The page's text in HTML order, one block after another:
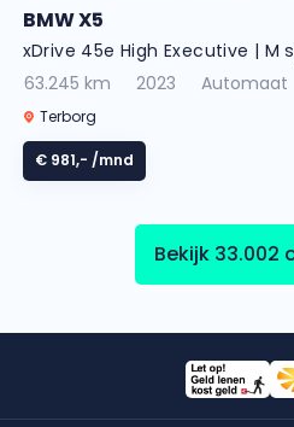
BMW X5
xDrive 45e High Executive | M
LMV | Laserlight | Memory
63.245 km 2023 Automaat
Terborg
€ 981,- /mnd
Bekijk 33.002